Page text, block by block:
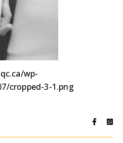
wp-
cropped-3-1.png